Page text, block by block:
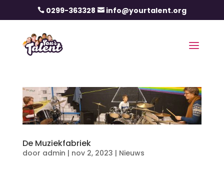
 0299-363328  info@yourtalent.org
De Muziekfabriek
door admin | nov 2, 2023 | Nieuws